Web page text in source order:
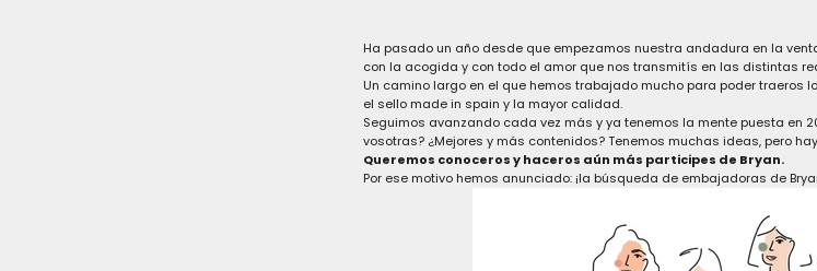
Ha pasado un año desde que empezamos nuestra andadura en la
con la acogida y con todo el amor que nos transmitís en las distintas
Un camino largo en el que hemos trabajado mucho para poder traeros
el sello made in spain y la mayor calidad.
Seguimos avanzando cada vez más y ya tenemos la mente puesta en
vosotras? ¿Mejores y más contenidos? Tenemos muchas ideas, pero
Queremos conoceros y haceros aún más participes de Bryan.
Por ese motivo hemos anunciado: ¡la búsqueda de embajadoras de